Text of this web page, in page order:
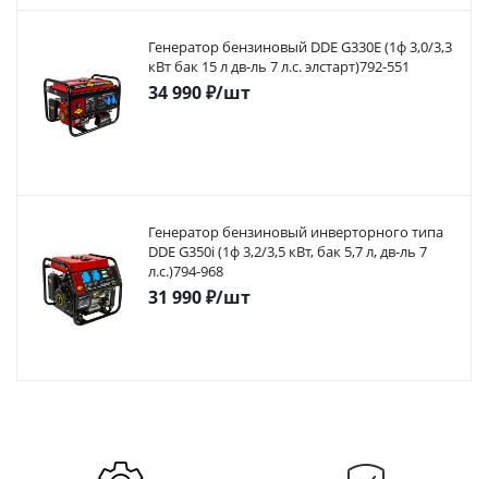
Генератор бензиновый DDE G330E (1ф 3,0/3,3
кВт бак 15 л дв-ль 7 л.с. элстарт)792-551
34 990₽/шт
Генератор бензиновый инверторного типа
DDE G350i (1ф 3,2/3,5 кВт, бак 5,7 л, дв-ль 7
л.с.)794-968
31 990₽/шт